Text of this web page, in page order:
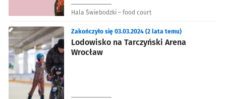
Hala Świebodzki – food court
Lodowisko na Tarczyński Arena
Wrocław
Zakończyło się 03.03.2024 (2 lata temu)